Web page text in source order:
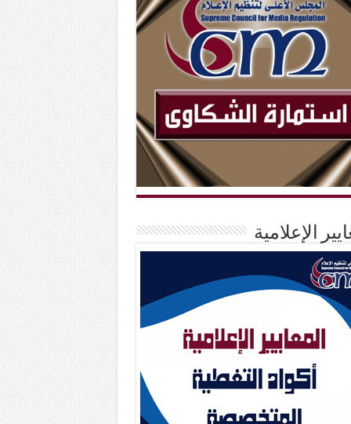
الإعلامية